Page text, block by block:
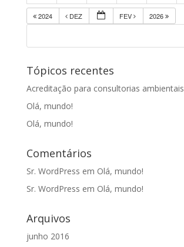
2024 DEZ FEV 2026
Tópicos recentes
Acreditação para consultorias ambientais
Olá, mundo!
Olá, mundo!
Comentários
Sr. WordPress em Olá, mundo!
Sr. WordPress em Olá, mundo!
Arquivos
junho 2016